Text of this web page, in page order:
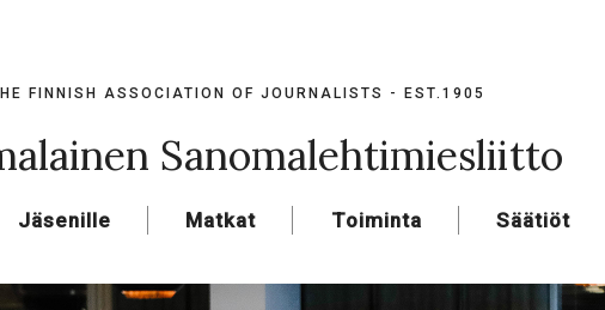
FINNISH ASSOCIATION OF JOURNALISTS - EST.1905
Sanomalehtimiesliitto
Jäsenille Matkat Toiminta Säätiöt